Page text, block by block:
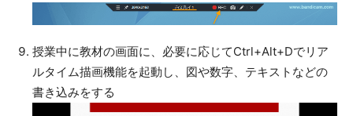
授業中に教材の画面に、必要に応じてCtrl+Alt+Dでリア
ルタイム描画機能を起動し、図や数字、テキストなどの
書き込みをする